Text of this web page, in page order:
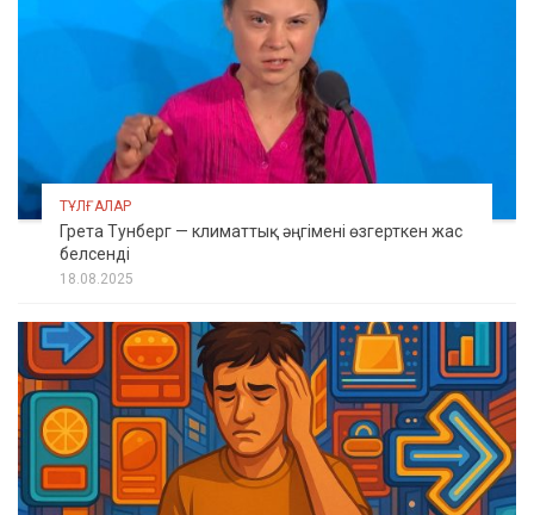
ТҰЛҒАЛАР
Грета Тунберг — климаттық әңгімені өзгерткен жас
белсенді
18.08.2025